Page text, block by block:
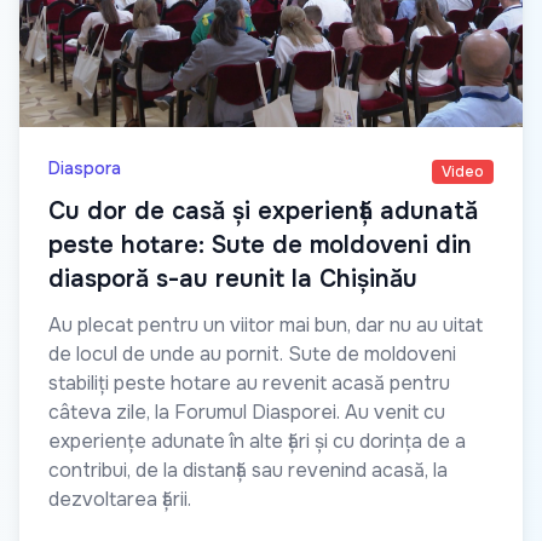
Diaspora Video
Cu dor de casă și experiență adunată
peste hotare: Sute de moldoveni din
diasporă s-au reunit la Chișinău
Au plecat pentru un viitor mai bun, dar nu au uitat
de locul de unde au pornit. Sute de moldoveni
stabiliți peste hotare au revenit acasă pentru
câteva zile, la Forumul Diasporei. Au venit cu
experiențe adunate în alte țări și cu dorința de a
contribui, de la distanță sau revenind acasă, la
dezvoltarea țării.